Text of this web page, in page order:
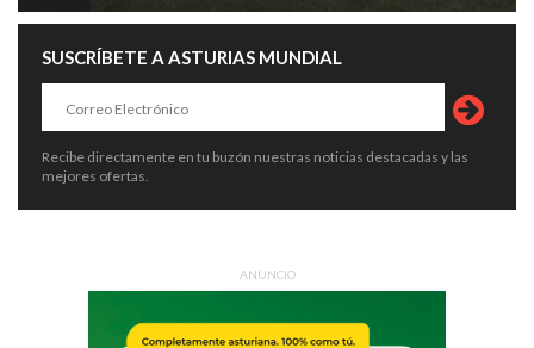
SUSCRÍBETE A ASTURIAS MUNDIAL
Recibe directamente en tu buzón nuestras noticias destacadas y las
mejores ofertas.
ANUNCIO